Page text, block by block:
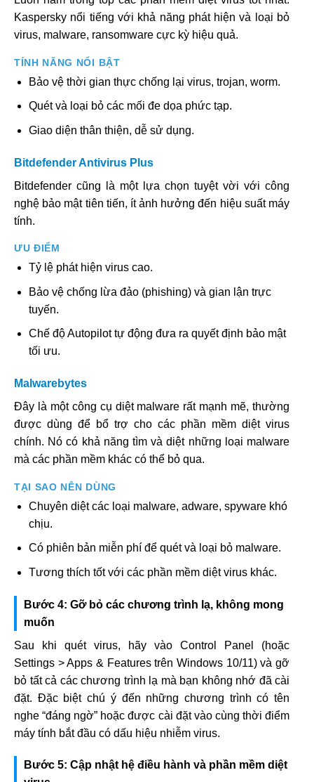
Kaspersky nổi tiếng với khả năng phát hiện và loại bỏ
virus, malware, ransomware cực kỳ hiệu quả.
TÍNH NĂNG NỔI BẬT
Bảo vệ thời gian thực chống lại virus, trojan, worm.
Quét và loại bỏ các mối đe dọa phức tạp.
Giao diện thân thiện, dễ sử dụng.
Bitdefender Antivirus Plus
Bitdefender cũng là một lựa chọn tuyệt vời với công
nghệ bảo mật tiên tiến, ít ảnh hưởng đến hiệu suất máy
tính.
ƯU ĐIỂM
Tỷ lệ phát hiện virus cao.
Bảo vệ chống lừa đảo (phishing) và gian lận trực
tuyến.
Chế độ Autopilot tự động đưa ra quyết định bảo mật
tối ưu.
Malwarebytes
Đây là một công cụ diệt malware rất mạnh mẽ, thường
được dùng để bổ trợ cho các phần mềm diệt virus
chính. Nó có khả năng tìm và diệt những loại malware
mà các phần mềm khác có thể bỏ qua.
TẠI SAO NÊN DÙNG
Chuyên diệt các loại malware, adware, spyware khó
chịu.
Có phiên bản miễn phí để quét và loại bỏ malware.
Tương thích tốt với các phần mềm diệt virus khác.
Bước 4: Gỡ bỏ các chương trình lạ, không mong
muốn
Sau khi quét virus, hãy vào Control Panel (hoặc
Settings > Apps & Features trên Windows 10/11) và gỡ
bỏ tất cả các chương trình lạ mà bạn không nhớ đã cài
đặt. Đặc biệt chú ý đến những chương trình có tên
nghe “đáng ngờ” hoặc được cài đặt vào cùng thời điểm
máy tính bắt đầu có dấu hiệu nhiễm virus.
Bước 5: Cập nhật hệ điều hành và phần mềm diệt